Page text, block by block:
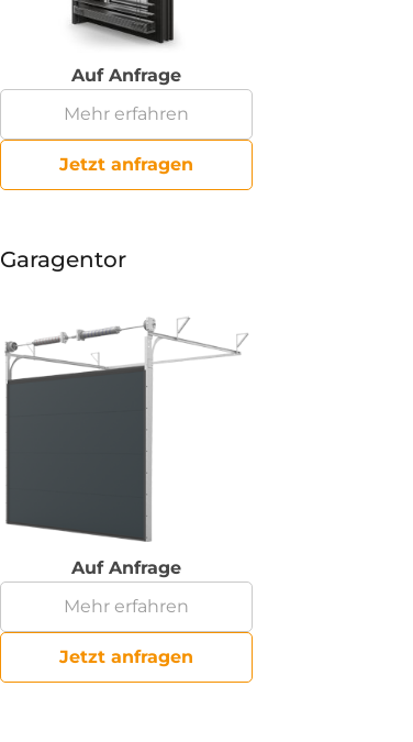
Auf Anfrage
Mehr erfahren
Jetzt anfragen
Garagentor
Auf Anfrage
Mehr erfahren
Jetzt anfragen